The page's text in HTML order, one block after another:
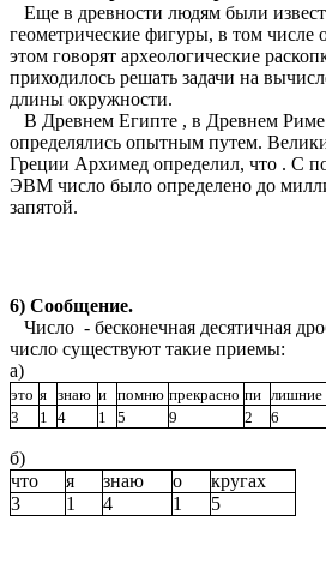
Еще в древности людям были
геометрические фигуры, в том числе
этом говорят археологические
приходилось решать задачи на
длины окружности.
В Древнем Египте , в Древнем Риме
определялись опытным путем.
Греции Архимед определил, что . С
ЭВМ число было определено до
запятой.
6) Сообщение.
Число - бесконечная десятичная
число существуют такие приемы:
а)
это я знаю и помню прекрасно пи лишние
3
1 4 1 5 9 2 6
б)
что
я знаю о
кругах
3
1 4 1 5